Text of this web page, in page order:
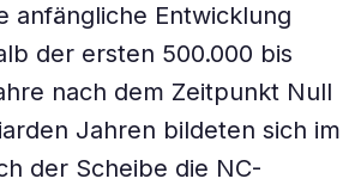
anfängliche Entwicklung
der ersten 500.000 bis
nach dem Zeitpunkt Null
Jahren bildeten sich im
der Scheibe die NC-